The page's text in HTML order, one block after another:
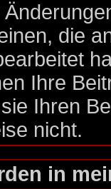
die
Ihre
Ihren
nicht.
in